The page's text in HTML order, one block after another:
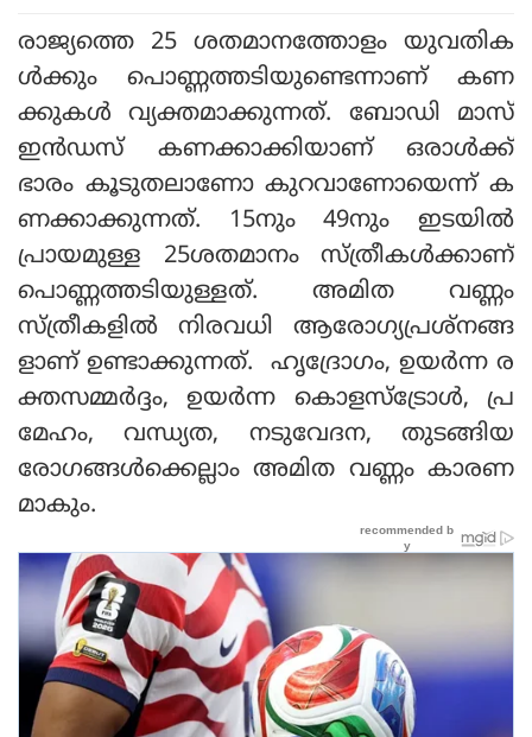
രാജ്യത്തെ 25 ശതമാനത്തോളം യുവതിക
ള്‍ക്കും പൊണ്ണത്തടിയുണ്ടെന്നാണ് കണ
ക്കുകള്‍ വ്യക്തമാക്കുന്നത്. ബോഡി മാസ്
ഇന്‍ഡസ് കണക്കാക്കിയാണ് ഒരാള്‍ക്ക്
ഭാരം കൂടുതലാണോ കുറവാണോയെന്ന് ക
ണക്കാക്കുന്നത്. 15നും 49നും ഇടയില്‍
പ്രായമുള്ള 25ശതമാനം സ്ത്രീകള്‍ക്കാണ്
പൊണ്ണത്തടിയുള്ളത്. അമിത വണ്ണം
സ്ത്രീകളില്‍ നിരവധി ആരോഗ്യപ്രശ്‌നങ്ങ
ളാണ് ഉണ്ടാക്കുന്നത്. ഹൃദ്രോഗം, ഉയര്‍ന്ന ര
ക്തസമ്മര്‍ദ്ദം, ഉയര്‍ന്ന കൊളസ്‌ട്രോള്‍, പ്ര
മേഹം, വന്ധ്യത, നടുവേദന, തുടങ്ങിയ
രോഗങ്ങള്‍ക്കെല്ലാം അമിത വണ്ണം കാരണ
മാകും.